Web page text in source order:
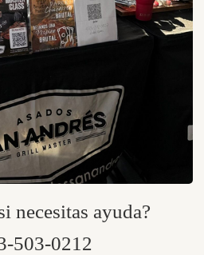
necesitas ayuda?
503-0212